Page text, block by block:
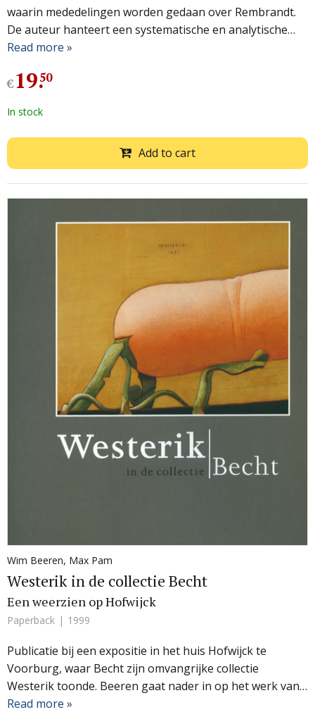
waarin mededelingen worden gedaan over Rembrandt.
De auteur hanteert een systematische en analytische…
Read more »
€19.
50
In stock
Add to cart
Wim Beeren, Max Pam
Westerik in de collectie Becht
Een weerzien op Hofwijck
Paperback 1999
Publicatie bij een expositie in het huis Hofwijck te
Voorburg, waar Becht zijn omvangrijke collectie
Westerik toonde. Beeren gaat nader in op het werk van…
Read more »